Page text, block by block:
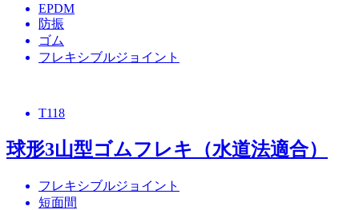
EPDM
防振
ゴム
フレキシブルジョイント
T118
球形3山型ゴムフレキ（水道法適合）
フレキシブルジョイント
短面間